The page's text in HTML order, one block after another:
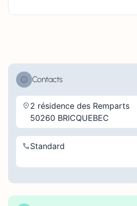
Contacts
2 résidence des Remparts
50260 BRICQUEBEC
Standard